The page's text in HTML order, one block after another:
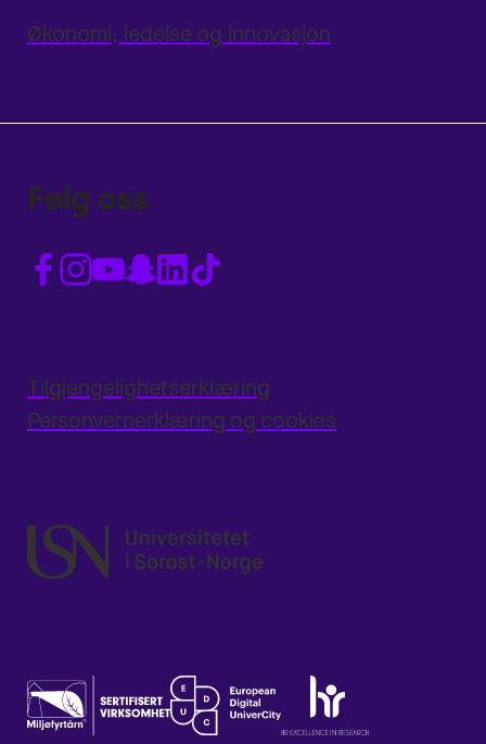
Økonomi, ledelse og innovasjon
Følg oss
Tilgjengelighetserklæring
Personvernerklæring og cookies